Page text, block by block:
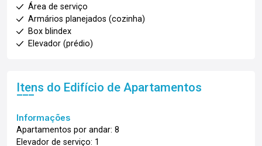
Área de serviço
Armários planejados (cozinha)
Box blindex
Elevador (prédio)
Itens do Edifício de Apartamentos
Informações
Apartamentos por andar: 8
Elevador de serviço: 1